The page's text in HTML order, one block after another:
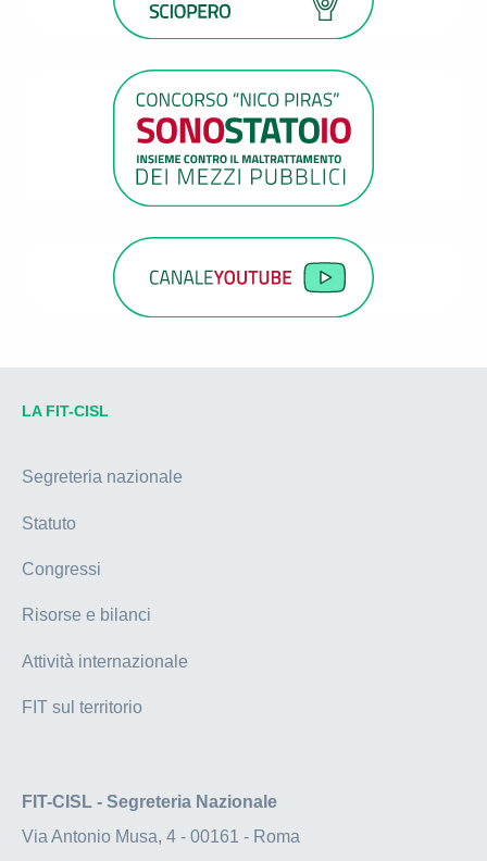
LA FIT-CISL
Segreteria nazionale
Statuto
Congressi
Risorse e bilanci
Attività internazionale
FIT sul territorio
FIT-CISL - Segreteria Nazionale
Via Antonio Musa, 4 - 00161 - Roma